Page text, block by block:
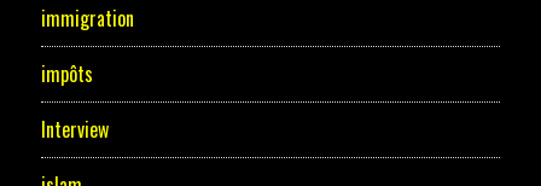
immigration
impôts
Interview